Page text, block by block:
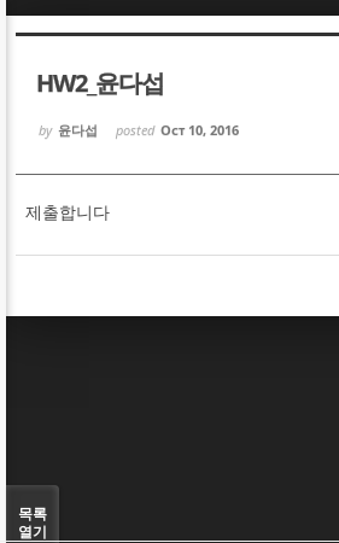
HW2_윤다섭
by 윤다섭 posted Oct 10, 2016
제출합니다
목록
열기
Sketchbook5, 스케치
Sketchbook5, 스케
Sketchbook5, 스케치
Sketchbook5, 스케